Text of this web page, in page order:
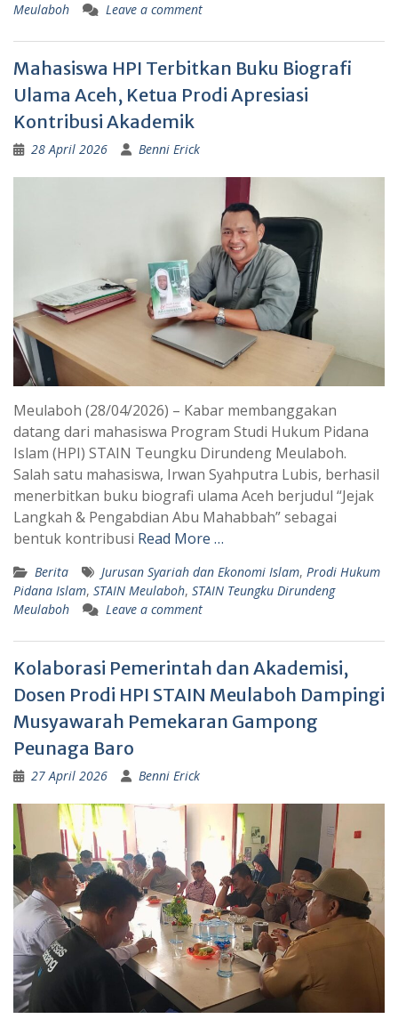
Meulaboh Leave a comment
Mahasiswa HPI Terbitkan Buku Biografi
Ulama Aceh, Ketua Prodi Apresiasi
Kontribusi Akademik
28 April 2026 Benni Erick
Meulaboh (28/04/2026) – Kabar membanggakan
datang dari mahasiswa Program Studi Hukum Pidana
Islam (HPI) STAIN Teungku Dirundeng Meulaboh.
Salah satu mahasiswa, Irwan Syahputra Lubis, berhasil
menerbitkan buku biografi ulama Aceh berjudul “Jejak
Langkah & Pengabdian Abu Mahabbah” sebagai
bentuk kontribusi Read More …
Berita Jurusan Syariah dan Ekonomi Islam, Prodi Hukum
Pidana Islam, STAIN Meulaboh, STAIN Teungku Dirundeng
Meulaboh
Leave a comment
Kolaborasi Pemerintah dan Akademisi,
Dosen Prodi HPI STAIN Meulaboh Dampingi
Musyawarah Pemekaran Gampong
Peunaga Baro
27 April 2026 Benni Erick